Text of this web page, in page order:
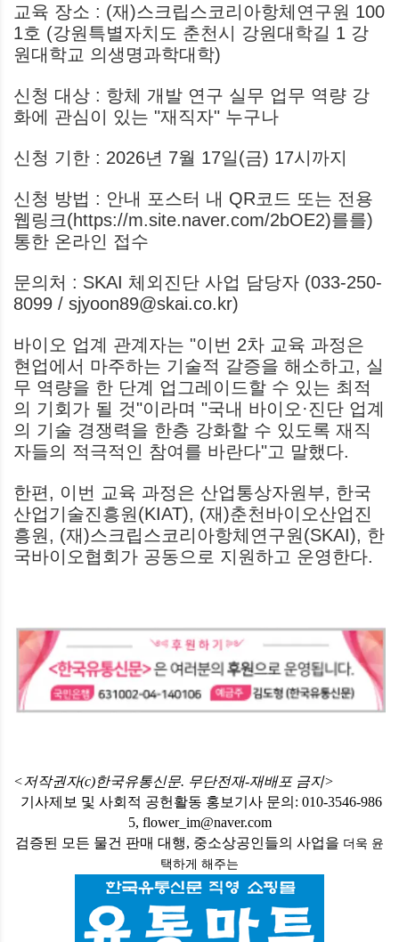
교육 장소 : (재)스크립스코리아항체연구원 100
1호 (강원특별자치도 춘천시 강원대학길 1 강
원대학교 의생명과학대학)
신청 대상 : 항체 개발 연구 실무 업무 역량 강
화에 관심이 있는 "재직자" 누구나
신청 기한 : 2026년 7월 17일(금) 17시까지
신청 방법 : 안내 포스터 내 QR코드 또는 전용
웹링크(https://m.site.naver.com/2bOE2)를를)
통한 온라인 접수
문의처 : SKAI 체외진단 사업 담당자 (033-250-
8099 / sjyoon89@skai.co.kr)
바이오 업계 관계자는 "이번 2차 교육 과정은
현업에서 마주하는 기술적 갈증을 해소하고, 실
무 역량을 한 단계 업그레이드할 수 있는 최적
의 기회가 될 것"이라며 "국내 바이오·진단 업계
의 기술 경쟁력을 한층 강화할 수 있도록 재직
자들의 적극적인 참여를 바란다"고 말했다.
한편, 이번 교육 과정은 산업통상자원부, 한국
산업기술진흥원(KIAT), (재)춘천바이오산업진
흥원, (재)스크립스코리아항체연구원(SKAI), 한
국바이오협회가 공동으로 지원하고 운영한다.
<저작권자(c)한국유통신문. 무단전재-재배포 금지>
기사제보 및 사회적 공헌활동 홍보기사 문의: 010-3546-986
5, flower_im@naver.com
검증된 모든 물건 판매 대행, 중소상공인들의 사업을 더욱 윤
택하게 해주는